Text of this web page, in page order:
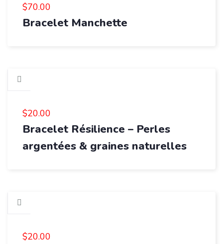
$70.00
Bracelet Manchette
$20.00
Bracelet Résilience – Perles
argentées & graines naturelles
$20.00